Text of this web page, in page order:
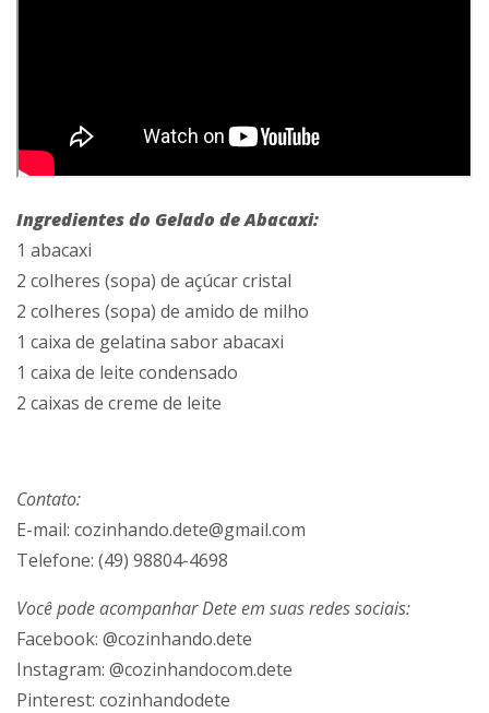
Ingredientes do Gelado de Abacaxi:
1 abacaxi
2 colheres (sopa) de açúcar cristal
2 colheres (sopa) de amido de milho
1 caixa de gelatina sabor abacaxi
1 caixa de leite condensado
2 caixas de creme de leite
Contato:
E-mail: cozinhando.dete@gmail.com
Telefone: (49) 98804-4698
Você pode acompanhar Dete em suas redes sociais:
Facebook: @cozinhando.dete
Instagram: @cozinhandocom.dete
Pinterest: cozinhandodete